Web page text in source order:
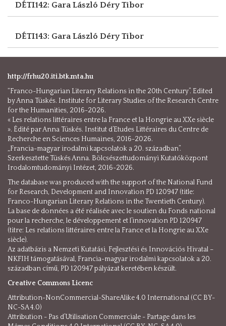
DÉTI142: Gara László Déry Tibor
DÉTI143: Gara László Déry Tibor
http://frhu20.iti.btk.mta.hu
“Franco-Hungarian Literary Relations in the 20th Century”. Edited
by Anna Tüskés. Institute for Literary Studies of the Research Centre
for the Humanities, 2016-2026.
« Les relations littéraires entre la France et la Hongrie au XXe siècle
». Édité par Anna Tüskés. Institut d’Etudes Littéraires du Centre de
Recherche en Sciences Humaines, 2016-2026.
„Francia-magyar irodalmi kapcsolatok a 20. században”.
Szerkesztette Tüskés Anna. Bölcsészettudományi Kutatóközpont
Irodalomtudományi Intézet, 2016-2026.
The database was produced with the support of the National Fund
for Research, Development and Innovation PD 120947 (title:
Franco-Hungarian Literary Relations in the Twentieth Century).
La base de données a été réalisée avec le soutien du Fonds national
pour la recherche, le développement et l’innovation PD 120947
(titre: Les relations littéraires entre la France et la Hongrie au XXe
siècle).
Az adatbázis a Nemzeti Kutatási, Fejlesztési és Innovációs Hivatal –
NKFIH támogatásával, Francia-magyar irodalmi kapcsolatok a 20.
században című, PD 120947 pályázat keretében készült.
Creative Commons Licenc
Attribution-NonCommercial-ShareAlike 4.0 International (CC BY-
NC-SA 4.0)
Attribution - Pas d’Utilisation Commerciale - Partage dans les